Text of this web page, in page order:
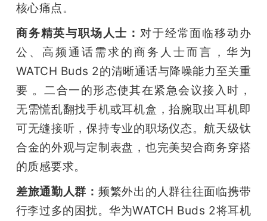
核心痛点。
商务精英与职场人士：对于经常面临移动办
公、高频通话需求的商务人士而言，华为
WATCH Buds 2的清晰通话与降噪能力至关重
要 。二合一的形态使其在紧急会议接入时，
无需慌乱翻找手机或耳机盒，抬腕取出耳机即
可无缝接听，保持专业的职场仪态。航天级钛
合金的外观与定制表盘，也完美契合商务穿搭
的质感要求。
差旅通勤人群： 频繁外出的人群往往面临携带
行李过多的困扰。华为WATCH Buds 2将耳机